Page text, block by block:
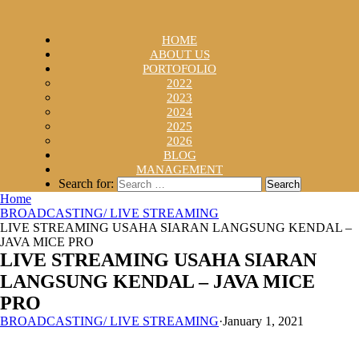
HOME
ABOUT US
PORTOFOLIO
2022
2023
2024
2025
2026
BLOG
MANAGEMENT
Search for:
Home
BROADCASTING/ LIVE STREAMING
LIVE STREAMING USAHA SIARAN LANGSUNG KENDAL –
JAVA MICE PRO
LIVE STREAMING USAHA SIARAN
LANGSUNG KENDAL – JAVA MICE
PRO
BROADCASTING/ LIVE STREAMING·January 1, 2021